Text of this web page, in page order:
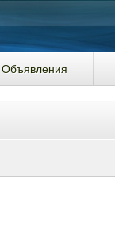
Объявления